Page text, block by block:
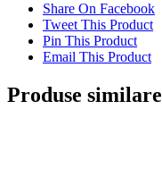
Share On Facebook
Tweet This Product
Pin This Product
Email This Product
Produse similare